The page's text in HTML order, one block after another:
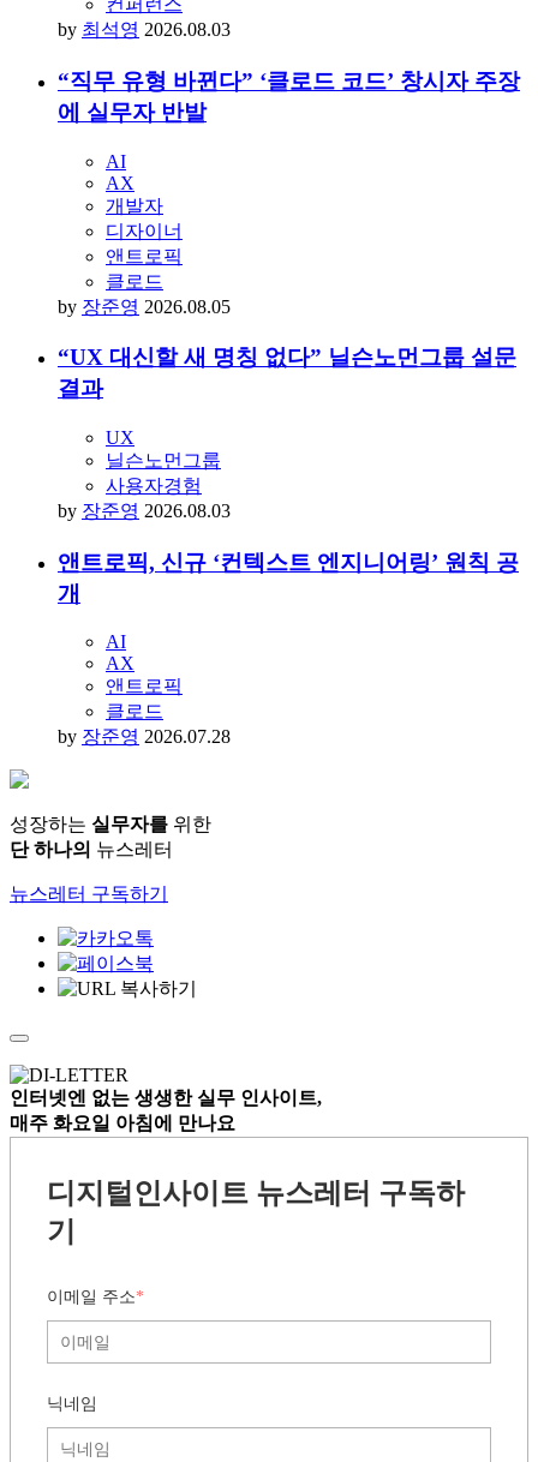
컨퍼런스
by 최석영 2026.08.03
“직무 유형 바뀐다” ‘클로드 코드’ 창시자 주장
에 실무자 반발
AI
AX
개발자
디자이너
앤트로픽
클로드
by 장준영 2026.08.05
“UX 대신할 새 명칭 없다” 닐슨노먼그룹 설문
결과
UX
닐슨노먼그룹
사용자경험
by 장준영 2026.08.03
앤트로픽, 신규 ‘컨텍스트 엔지니어링’ 원칙 공
개
AI
AX
앤트로픽
클로드
by 장준영 2026.07.28
성장하는 실무자를 위한
단 하나의 뉴스레터
뉴스레터 구독하기
인터넷엔 없는 생생한 실무 인사이트,
매주 화요일 아침에 만나요
디지털인사이트 뉴스레터 구독하
기
이메일 주소*
닉네임